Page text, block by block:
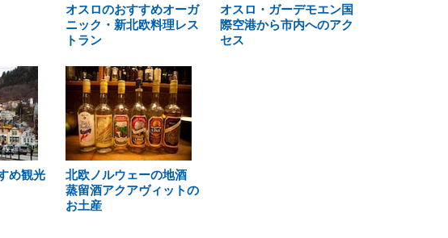
オスロのおすすめオーガ
ニック・新北欧料理レス
トラン
オスロ・ガーデモエン国
際空港から市内へのアク
セス
め観光
北欧ノルウェーの地酒
蒸留酒アクアヴィットの
お土産